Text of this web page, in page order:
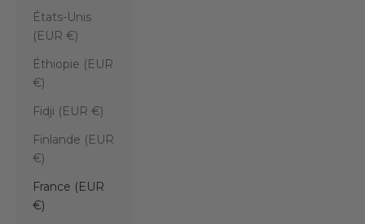
États-Unis
(EUR €)
Éthiopie (EUR
€)
Fidji (EUR €)
Finlande (EUR
€)
France (EUR
€)